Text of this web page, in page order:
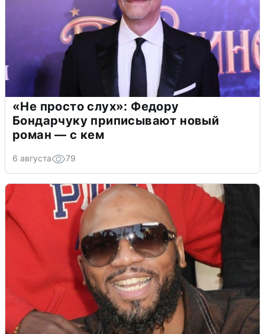
«Не просто слух»: Федору
Бондарчуку приписывают новый
роман — с кем
6 августа 79